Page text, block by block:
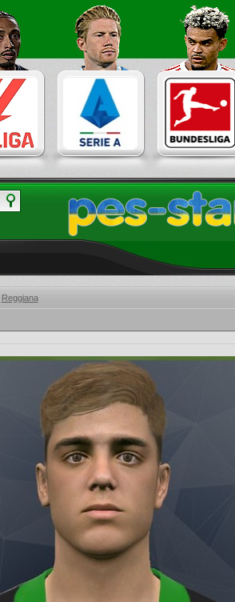
Reggiana